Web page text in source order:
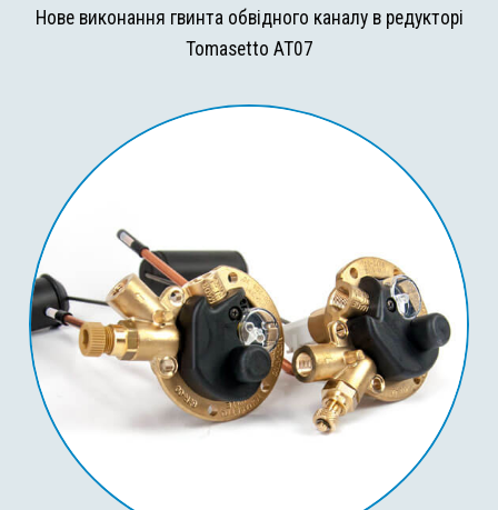
Нове виконання гвинта обвідного каналу в редукторі
Tomasetto AT07